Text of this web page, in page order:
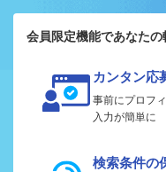
会員限定機能であなたの
カンタン応
事前にプロフ
入力が簡単に
検索条件の